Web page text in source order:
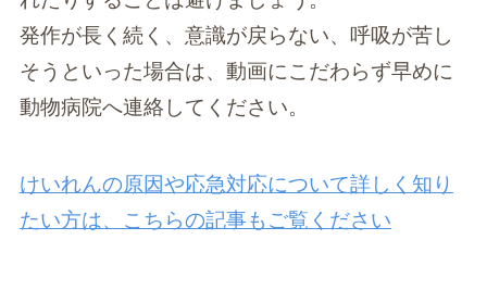
発作が長く続く、意識が戻らない、呼吸が苦し
そうといった場合は、動画にこだわらず早めに
動物病院へ連絡してください。
けいれんの原因や応急対応について詳しく知り
たい方は、こちらの記事もご覧ください